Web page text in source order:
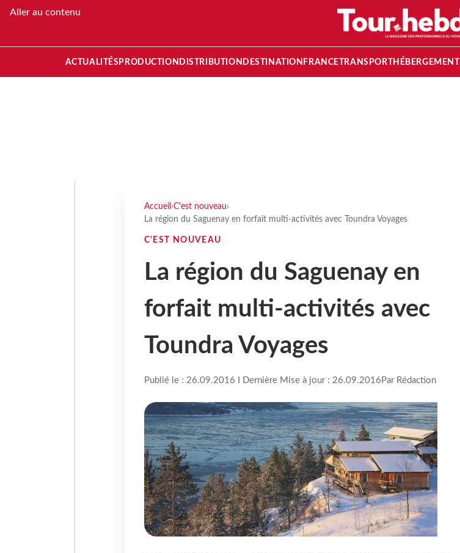
Aller au contenu
ACTUALITÉS PRODUCTION DISTRIBUTION DESTINATION FRANCETRANSPORT HÉBERGEMENT
Accueil ›C'est nouveau›
La région du Saguenay en forfait multi-activités avec Toundra Voyages
C'EST NOUVEAU
La région du Saguenay en
forfait multi-activités avec
Toundra Voyages
Publié le : 26.09.2016 I Dernière Mise à jour : 26.09.2016 Par Rédaction